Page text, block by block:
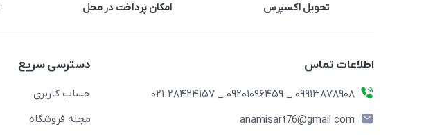
تحویل اکسپرس امکان پرداخت در محل
اطلاعات تماس
09913878908 _ 09201096459 _ 021.28424157
anamisart76@gmail.com
دسترسی سریع
حساب کاربری
مجله فروشگاه